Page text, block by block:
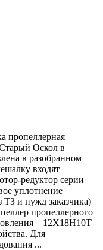
пропеллерная
Оскол в
в разобранном
входят
редуктор серии
уплотнение
ТЗ и нужд заказчика)
пропеллерного
– 12Х18Н10Т
Для
...